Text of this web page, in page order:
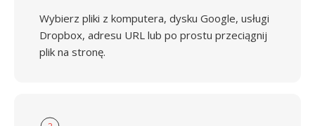
Wybierz pliki z komputera, dysku Google, usługi
Dropbox, adresu URL lub po prostu przeciągnij
plik na stronę.